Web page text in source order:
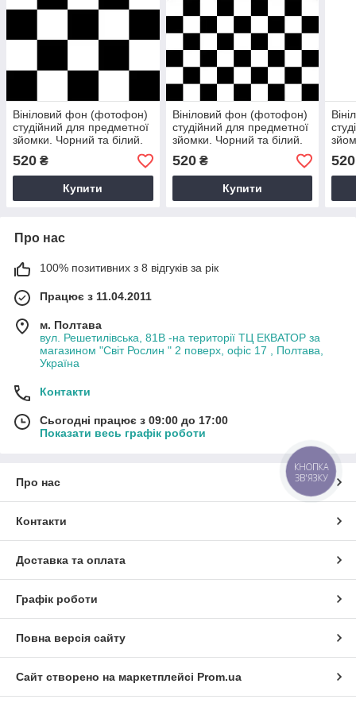
Вініловий фон (фотофон)
студійний для предметної
зйомки. Чорний та білий.
Шахівниця
520 ₴
Купити
Вініловий фон (фотофон)
студійний для предметної
зйомки. Чорний та білий.
Мала шахівниця, дошка
для шахів
520₴
Купити
520
Про нас
100% позитивних з 8 відгуків за рік
Працює з 11.04.2011
м. Полтава
вул. Решетилівська, 81В -на території ТЦ ЕКВАТОР за
магазином "Світ Рослин " 2 поверх, офіс 17 , Полтава,
Україна
Контакти
Сьогодні працює з 09:00 до 17:00
Показати весь графік роботи
Про нас
Контакти
Доставка та оплата
Графік роботи
Повна версія сайту
Сайт створено на маркетплейсі Prom.ua
КНОПКА
ЗВ'ЯЗКУ